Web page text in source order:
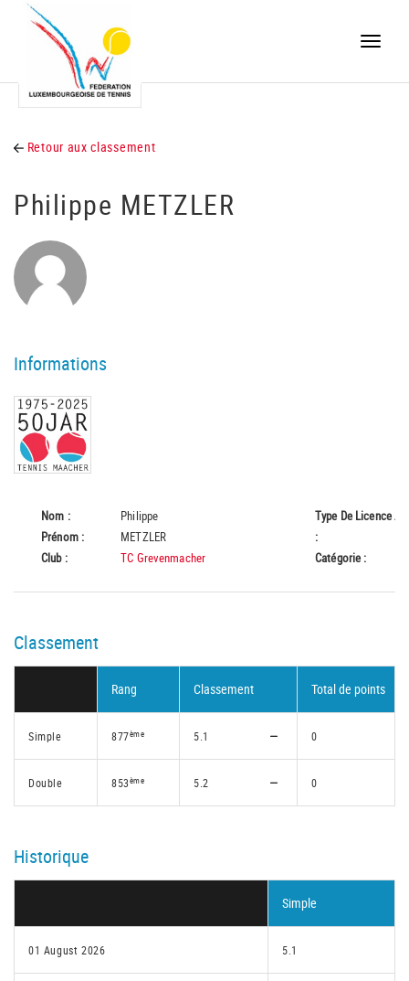
Toggle
Retour aux classement
Philippe METZLER
Informations
Nom :
Philippe
Prénom :
METZLER
Club :
TC Grevenmacher
Type De Licence
:
A
Catégorie :
Classement
Rang Classement Total de points
Simple 877ème 5.1 0
Double 853ème 5.2 0
Historique
Simple
01 August 2026 5.1